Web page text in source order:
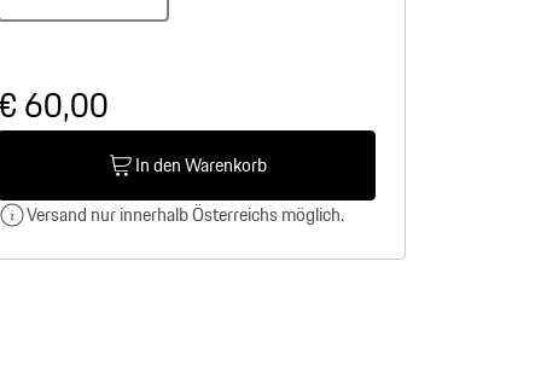
60,00
In den Warenkorb
Versand nur innerhalb Österreichs möglich.